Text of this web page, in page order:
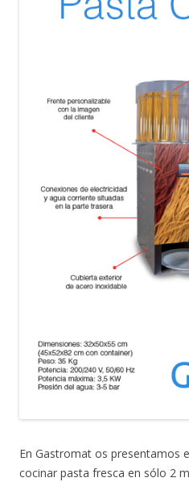
En Gastromat os presentamos
cocinar pasta fresca en sólo 2